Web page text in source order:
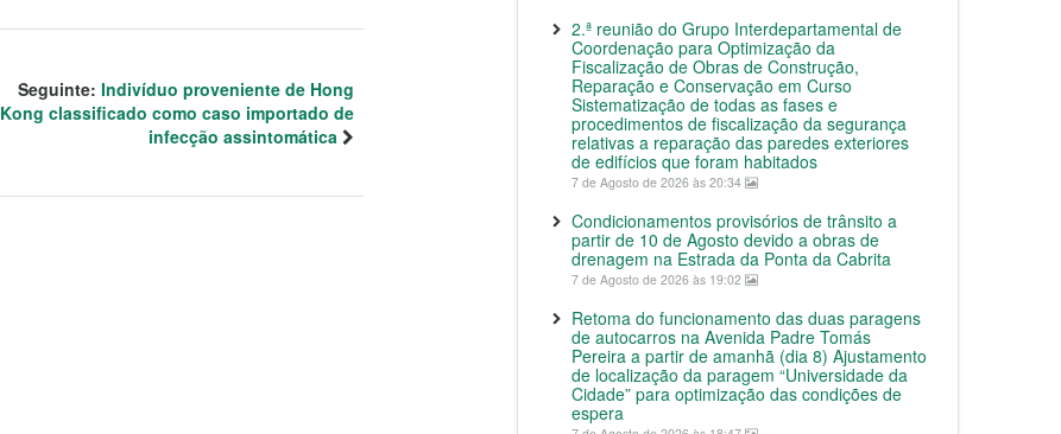
Seguinte: Indivíduo proveniente de Hong
Kong classificado como caso importado de
infecção assintomática
2.ª reunião do Grupo Interdepartamental de
Coordenação para Optimização da
Fiscalização de Obras de Construção,
Reparação e Conservação em Curso
Sistematização de todas as fases e
procedimentos de fiscalização da segurança
relativas a reparação das paredes exteriores
de edifícios que foram habitados
7 de Agosto de 2026 às 20:34
Condicionamentos provisórios de trânsito a
partir de 10 de Agosto devido a obras de
drenagem na Estrada da Ponta da Cabrita
7 de Agosto de 2026 às 19:02
Retoma do funcionamento das duas paragens
de autocarros na Avenida Padre Tomás
Pereira a partir de amanhã (dia 8) Ajustamento
de localização da paragem “Universidade da
Cidade” para optimização das condições de
espera